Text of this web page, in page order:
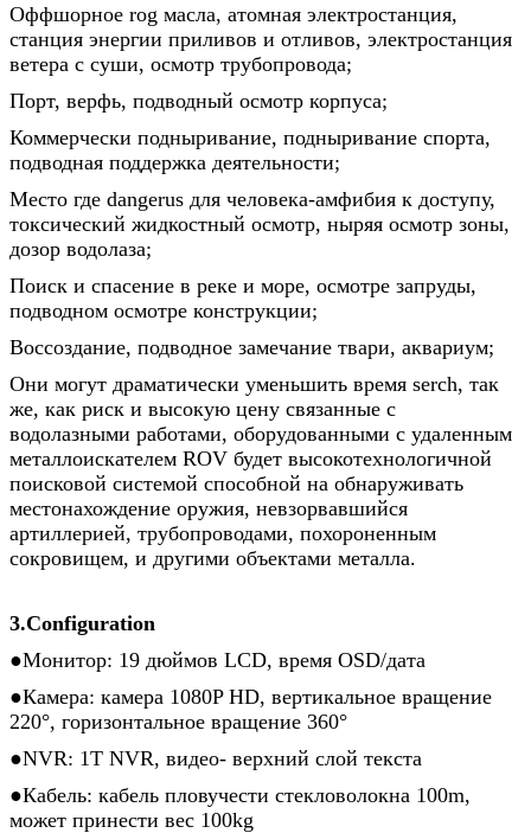
Оффшорное rog масла, атомная электростанция,
станция энергии приливов и отливов, электростанция
ветера с суши, осмотр трубопровода;
Порт, верфь, подводный осмотр корпуса;
Коммерчески подныривание, подныривание спорта,
подводная поддержка деятельности;
Место где dangerus для человека-амфибия к доступу,
токсический жидкостный осмотр, ныряя осмотр зоны,
дозор водолаза;
Поиск и спасение в реке и море, осмотре запруды,
подводном осмотре конструкции;
Воссоздание, подводное замечание твари, аквариум;
Они могут драматически уменьшить время serch, так
же, как риск и высокую цену связанные с
водолазными работами, оборудованными с удаленным
металлоискателем ROV будет высокотехнологичной
поисковой системой способной на обнаруживать
местонахождение оружия, невзорвавшийся
артиллерией, трубопроводами, похороненным
сокровищем, и другими объектами металла.
3.Configuration
●Монитор: 19 дюймов LCD, время OSD/дата
●Камера: камера 1080P HD, вертикальное вращение
220°, горизонтальное вращение 360°
●NVR: 1T NVR, видео- верхний слой текста
●Кабель: кабель пловучести стекловолокна 100m,
может принести вес 100kg